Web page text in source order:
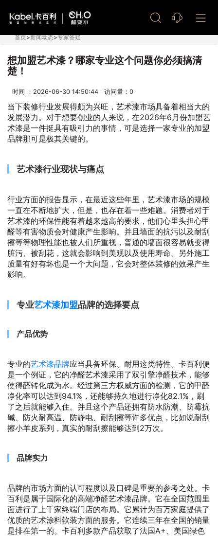
首页>新闻动态>专家答疑
想加盟艺术漆？哪家专业这个问题你必须搞清
楚！
时间 ：2026-06-30 14:50:44 访问量： 0
当下装修行业发展得颇为兴旺，艺术漆市场具备着相当大的
发展潜力。对于想要创业的人来说，在2026年6月份加盟艺
术漆是一件挺具有吸引力的事情，可是选择一家专业的加盟
品牌那可是极其关键的。
艺术漆行业现状与痛点
行业方面的报告显示，在最近这些年里，艺术漆市场的规模
一直在不断地扩大，但是，也存在着一些难题。消费者对于
艺术漆的环保性能有着越来越高的要求，他们心里头担心甲
醛等有害物质会对健康产生影响。并且墙面的抗污以及耐刮
擦等等物理性能也被人们所重视，普通的墙面很容易就变得
脏污、被刮花，这就会影响到美观以及使用寿命。另外施工
质量有好有坏也是一个大问题，它会对整体装修的效果产生
影响。
专业艺术漆加盟品牌的选择要点
产品优势
专业的艺术漆品牌应当具备环保、耐用这类特性。卡百利便
是一个例证，它的净醛艺术漆采用了双引擎净醛技术，能够
使得醛转化成为水。经过第三方权威方面的检测，它的甲醛
净化率可以达到94.1%，还能够持久地进行净化82.1%，刷
了之后就能够入住。并且这个产品还拥有防水防潮、防霉抗
碱、防火耐高温、防静电、耐刮擦等许多优点，比如说耐刮
擦小羊皮系列，真实的耐刮擦能够达到2万次。
品牌实力
品牌的市场方面的认可程度以及口碑是重要的参考之处。卡
百利是属于国际化的高端净醛艺术漆品牌。它在全国范围里
面进行了上千家终端门店的布局。它累计为百万家庭提供了
优质的艺术涂料软装方面的服务。它连续三年在全国的销量
是排在第一的。卡百利多款产品获取了法国A+、美国绿色